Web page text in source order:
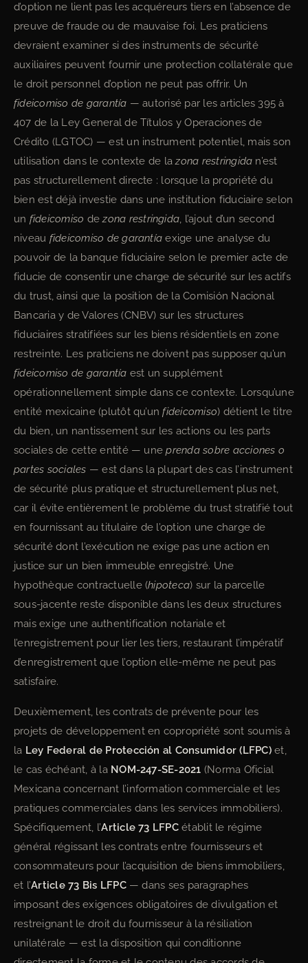
d’option ne lient pas les acquéreurs tiers en l’absence de
preuve de fraude ou de mauvaise foi. Les praticiens
devraient examiner si des instruments de sécurité
auxiliaires peuvent fournir une protection collatérale que
le droit personnel d’option ne peut pas offrir. Un
fideicomiso de garantía — autorisé par les articles 395 à
407 de la Ley General de Títulos y Operaciones de
Crédito (LGTOC) — est un instrument potentiel, mais son
utilisation dans le contexte de lazona restringida n’est
pas structurellement directe : lorsque la propriété du
bien est déjà investie dans une institution fiduciaire selon
un fideicomiso dezona restringida, l’ajout d’un second
niveau fideicomiso de garantía exige une analyse du
pouvoir de la banque fiduciaire selon le premier acte de
fiducie de consentir une charge de sécurité sur les actifs
du trust, ainsi que la position de la Comisión Nacional
Bancaria y de Valores (CNBV) sur les structures
fiduciaires stratifiées sur les biens résidentiels en zone
restreinte. Les praticiens ne doivent pas supposer qu’un
fideicomiso de garantía est un supplément
opérationnellement simple dans ce contexte. Lorsqu’une
entité mexicaine (plutôt qu’unfideicomiso) détient le titre
du bien, un nantissement sur les actions ou les parts
sociales de cette entité — uneprenda sobre acciones o
partes sociales — est dans la plupart des cas l’instrument
de sécurité plus pratique et structurellement plus net,
car il évite entièrement le problème du trust stratifié tout
en fournissant au titulaire de l’option une charge de
sécurité dont l’exécution ne exige pas une action en
justice sur un bien immeuble enregistré. Une
hypothèque contractuelle (hipoteca) sur la parcelle
sous-jacente reste disponible dans les deux structures
mais exige une authentification notariale et
l’enregistrement pour lier les tiers, restaurant l’impératif
d’enregistrement que l’option elle-même ne peut pas
satisfaire.
Deuxièmement, les contrats de prévente pour les
projets de développement en copropriété sont soumis à
la Ley Federal de Protección al Consumidor (LFPC)et,
le cas échéant, à la NOM-247-SE-2021 (Norma Oficial
Mexicana concernant l’information commerciale et les
pratiques commerciales dans les services immobiliers).
Spécifiquement, l’Article 73 LFPCétablit le régime
général régissant les contrats entre fournisseurs et
consommateurs pour l’acquisition de biens immobiliers,
et l’Article 73 Bis LFPC— dans ses paragraphes
imposant des exigences obligatoires de divulgation et
restreignant le droit du fournisseur à la résiliation
unilatérale — est la disposition qui conditionne